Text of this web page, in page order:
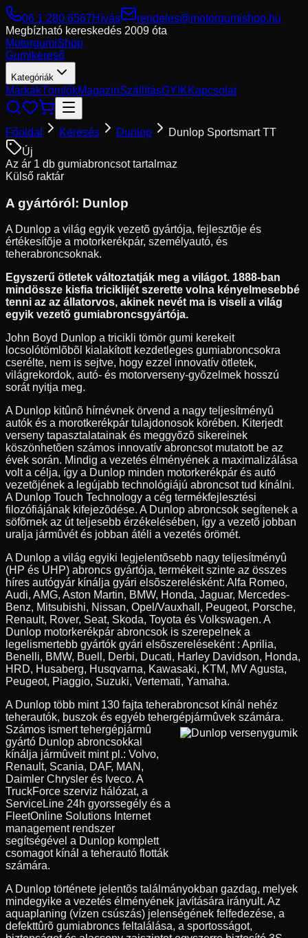
06 1 280 6567Hívás
rendeles@motorgumishop.hu
Megbízható kereskedés 2009 óta
MotorgumiShop
Gumikereső
Kategóriák
MárkákTömlőkMagazinSzállításGYIKKapcsolat
Főoldal Keresés Dunlop
Dunlop Sportsmart TT
Új
Az ár 1 db gumiabroncsot tartalmaz
Külső raktár
A gyártóról: Dunlop
A Dunlop a világ egyik vezetõ gyártója, fejlesztõje és
értékesítõje a motorkerékpár, személyautó, és
teherabroncsoknak.
Egyszerű ötletek változtatják meg a világot. 1888-ban
mindössze kisfia triciklijét szerette volna kényelmesebbé
tenni az az állatorvos, akinek nevét ma is viseli a világ
egyik vezetõ gumiabroncsgyártója.
John Boyd Dunlop a tricikli tömör gumi kerekeit
locsolótömlõbõl kialakított kezdetleges gumiabroncsokra
cserélte, nem is sejtve, hogy ezzel innovatív ötletek,
világrekordok, autó- és motorverseny-gyõzelmek hosszú
sorát nyitja meg.
A Dunlop kitûnõ hírnévnek örvend a nagy teljesítményû
autók és a morotkerékpár tulajdonosok körében. Kiterjedt
verseny tapasztalatainak és meggyõzõ sikereinek
köszönhetõen számos innovatív abroncsot mutatott be az
évek során. Mindig a vezetés élményének a maximalizálása
volt a célja, így a Dunlop minden motorkerékpár és autó
vezetõjének a legújabb technológiájú abroncsot tud kínálni.
A Dunlop Touch Technology a cég termékfejlesztési
filozófiájának kifejezõdése. A Dunlop abroncsok segítenek a
söfõrnek az út teljesebb érzékelésében, így a vezetõ jobban
uralja jármûvét és jobban átéli a vezetés örömét.
A Dunlop a világ egyiki legjelentõsebb nagy teljesítményû
(HP és UHP) abroncs gyártója, termékeit szinte az összes
híres autógyár kínálja gyári elsõszerelésként: Alfa Romeo,
Audi, AMG, Aston Martin, BMW, Honda, Jaguar, Mercedes-
Benz, Mitsubishi, Nissan, Opel/Vauxhall, Peugeot, Porsche,
Renault, Rover, Seat, Skoda, Toyota és Volkswagen. A
Dunlop motorkerékpár abroncsok is szerepelnek a
legelismertebb gyártók gyári elsõszereléseként : Aprilia,
Benelli, BMW, Buell, Derbi, Ducati, Harley Davidson, Honda,
HRD, Husaberg, Husqvarna, Kawasaki, KTM, MV Agusta,
Peugeot, Piaggio, Suzuki, Vertemati, Yamaha.
A Dunlop több mint 130 fajta teherabroncsot kínál nehéz
teherautók, buszok és egyéb tehergépjármûvek számára.
Számos ismert tehergépjármû
gyártó Dunlop abroncsokkal
kínálja jármûveit mint pl.: Volvo,
Renault, Scania, DAF, MAN,
Daimler Chrysler és Iveco. A
TruckForce szerviz hálózat, a
ServiceLine 24h gyorssegély és a
FleetOnline Solutions Internet
management rendszer
segítségével a Dunlop komplett
csomagot kínál a teherautó flották
számára.
A Dunlop története jelentõs találmányokban gazdag, melyek
mindegyike a vezetés élményének javítására irányult. Az
aquaplaning (vízen csúszás) jelenségének felfedezése, a
defekttûrõ gumiabroncs feltalálása, a sportosságot,